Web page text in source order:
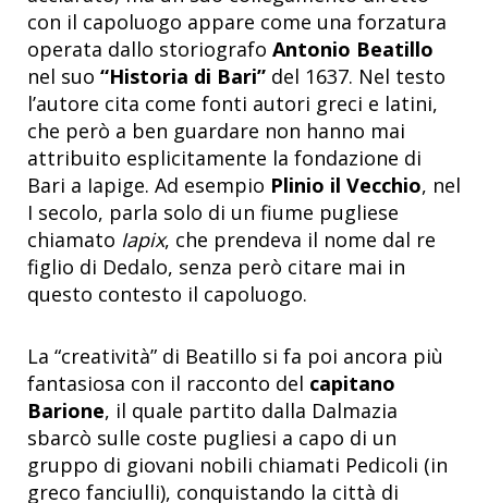
con il capoluogo appare come una forzatura
operata dallo storiografo Antonio Beatillo
nel suo “Historia di Bari” del 1637. Nel testo
l’autore cita come fonti autori greci e latini,
che però a ben guardare non hanno mai
attribuito esplicitamente la fondazione di
Bari a Iapige. Ad esempio Plinio il Vecchio, nel
I secolo, parla solo di un fiume pugliese
chiamato Iapix, che prendeva il nome dal re
figlio di Dedalo, senza però citare mai in
questo contesto il capoluogo.
La “creatività” di Beatillo si fa poi ancora più
fantasiosa con il racconto del capitano
Barione, il quale partito dalla Dalmazia
sbarcò sulle coste pugliesi a capo di un
gruppo di giovani nobili chiamati Pedicoli (in
greco fanciulli), conquistando la città di